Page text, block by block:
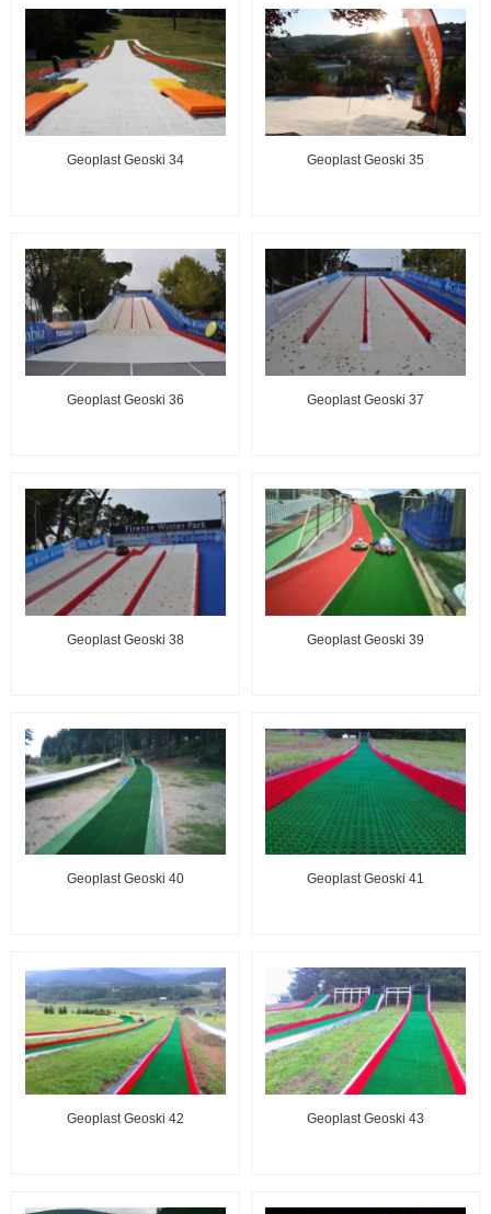
Geoplast Geoski 34 Geoplast Geoski 35
Geoplast Geoski 36 Geoplast Geoski 37
Geoplast Geoski 38 Geoplast Geoski 39
Geoplast Geoski 40 Geoplast Geoski 41
Geoplast Geoski 42 Geoplast Geoski 43